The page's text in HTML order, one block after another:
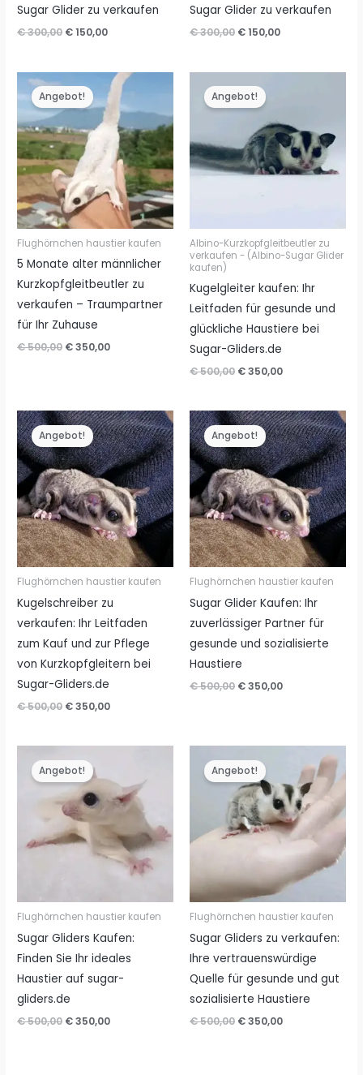
Sugar Glider zu verkaufen
€300,00 Ursprünglicher
€ 300,00
€150,00Aktueller
€ 150,00.
Sugar Glider zu verkaufen
€300,00 Ursprünglicher
€ 300,00
€150,00Aktueller
€ 150,00.
Angebot!
Flughörnchen haustier kaufen
5 Monate alter männlicher
Kurzkopfgleitbeutler zu
verkaufen – Traumpartner
für Ihr Zuhause
€500,00 Ursprünglicher
€350,00Aktueller
Angebot!
Albino-Kurzkopfgleitbeutler zu
verkaufen - (Albino-Sugar Glider
kaufen)
Kugelgleiter kaufen: Ihr
Leitfaden für gesunde und
glückliche Haustiere bei
Sugar-Gliders.de
€500,00 Ursprünglicher
€ 500,00
€350,00Aktueller
€ 350,00.
Angebot!
Flughörnchen haustier kaufen
Kugelschreiber zu
verkaufen: Ihr Leitfaden
zum Kauf und zur Pflege
von Kurzkopfgleitern bei
Sugar-Gliders.de
€500,00 Ursprünglicher
€ 500,00
€350,00Aktueller
€ 350,00.
Angebot!
Flughörnchen haustier kaufen
Sugar Glider Kaufen: Ihr
zuverlässiger Partner für
gesunde und sozialisierte
Haustiere
€500,00 Ursprünglicher
€350,00Aktueller
Angebot!
Flughörnchen haustier kaufen
Sugar Gliders Kaufen:
Finden Sie Ihr ideales
Haustier auf sugar-
gliders.de
€500,00 Ursprünglicher
€350,00Aktueller
Angebot!
Flughörnchen haustier kaufen
Sugar Gliders zu verkaufen:
Ihre vertrauenswürdige
Quelle für gesunde und gut
sozialisierte Haustiere
€500,00 Ursprünglicher
€350,00Aktueller